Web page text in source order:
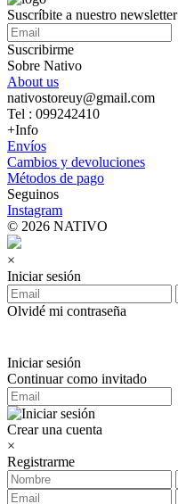
Suscríbite a nuestro newsletter
Suscribirme
Sobre Nativo
About us
nativostoreuy@gmail.com
Tel : 099242410
+Info
Envíos
Cambios y devoluciones
Métodos de pago
Seguinos
Instagram
© 2026 NATIVO
×
Iniciar sesión
Olvidé mi contraseña
Iniciar sesión
Continuar como invitado
Crear una cuenta
×
Registrarme